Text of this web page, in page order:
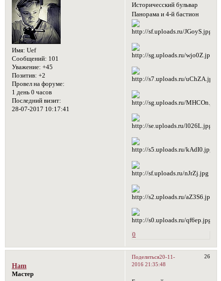
Имя: Uef
Сообщений: 101
Уважение: +45
Позитив: +2
Провел на форуме:
1 день 0 часов
Последний визит:
28-07-2017 10:17:41
Историчесский бульвар
Панорама и 4-й бастион
0
Поделиться 26
20-11-
2016 21:35:48
Ham
Мастер